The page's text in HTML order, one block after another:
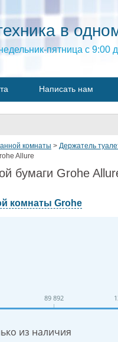
в
пятница с 9:00
Написать нам
комнаты > Держатель
Allure
бумаги Grohe
комнаты Grohe
89 892
из наличия